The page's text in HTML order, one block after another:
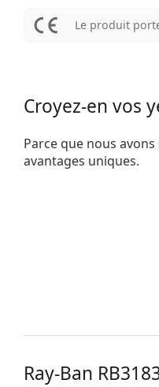
Le produit
Croyez-en vos
Parce que nous avons
avantages uniques.
Ray-Ban